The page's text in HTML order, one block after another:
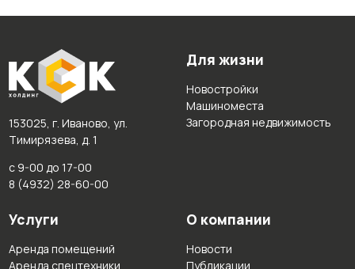
153025, г. Иваново, ул.
Тимирязева, д. 1
с 9-00 до 17-00
8 (4932) 28-60-00
Для жизни
Новостройки
Машиноместа
Загородная недвижимость
Услуги
Аренда помещений
Аренда спецтехники
О компании
Новости
Публикации